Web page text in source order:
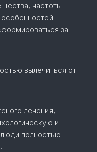
частоты
за
вылечиться от
лечения,
и
полностью